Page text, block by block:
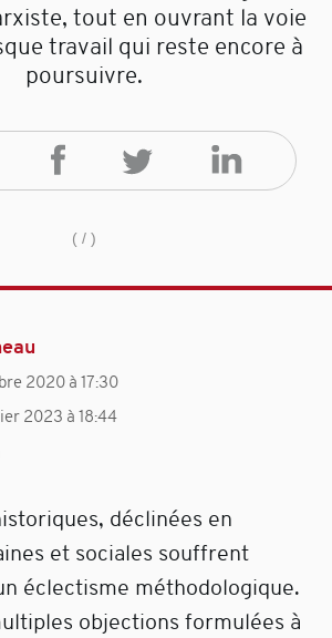
tout en ouvrant la voie
travail qui reste encore à
poursuivre.
( / )
2020 à 17:30
2023 à 18:44
déclinées en
et sociales souffrent
éclectisme méthodologique.
objections formulées à